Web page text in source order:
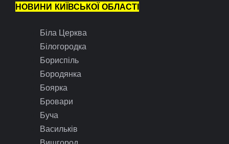
НОВИНИ КИЇВСЬКОЇ ОБЛАСТІ
Біла Церква
Білогородка
Бориспіль
Бородянка
Боярка
Бровари
Буча
Васильків